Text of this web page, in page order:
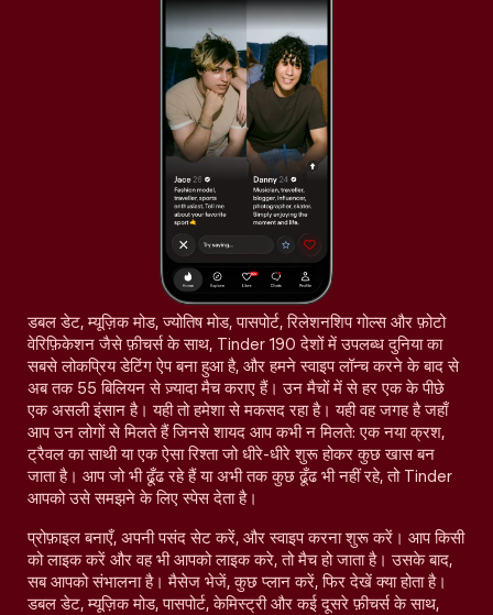
डबल डेट, म्यूज़िक मोड, ज्योतिष मोड, पासपोर्ट, रिलेशनशिप गोल्स और फ़ोटो
वेरिफ़िकेशन जैसे फ़ीचर्स के साथ, Tinder 190 देशों में उपलब्ध दुनिया का
सबसे लोकप्रिय डेटिंग ऐप बना हुआ है, और हमने स्वाइप लॉन्च करने के बाद से
अब तक 55 बिलियन से ज़्यादा मैच कराए हैं। उन मैचों में से हर एक के पीछे
एक असली इंसान है। यही तो हमेशा से मकसद रहा है। यही वह जगह है जहाँ
आप उन लोगों से मिलते हैं जिनसे शायद आप कभी न मिलते: एक नया क्रश,
ट्रैवल का साथी या एक ऐसा रिश्ता जो धीरे-धीरे शुरू होकर कुछ खास बन
जाता है। आप जो भी ढूँढ रहे हैं या अभी तक कुछ ढूँढ भी नहीं रहे, तो Tinder
आपको उसे समझने के लिए स्पेस देता है।
प्रोफ़ाइल बनाएँ, अपनी पसंद सेट करें, और स्वाइप करना शुरू करें। आप किसी
को लाइक करें और वह भी आपको लाइक करे, तो मैच हो जाता है। उसके बाद,
सब आपको संभालना है। मैसेज भेजें, कुछ प्लान करें, फिर देखें क्या होता है।
डबल डेट, म्यूज़िक मोड, पासपोर्ट, केमिस्ट्री और कई दूसरे फ़ीचर्स के साथ,